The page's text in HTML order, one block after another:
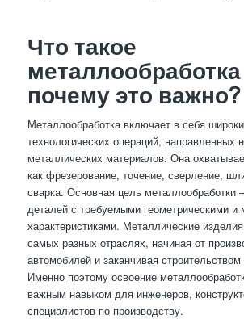
Что такое
почему это важно?
Металлообработка включает в себя
технологических операций, направленных
металлических материалов. Она
как фрезерование, точение, сверление,
сварка. Основная цель металлообработки
деталей с требуемыми геометрическими и
характеристиками. Металлические
самых разных отраслях, начиная от
автомобилей и заканчивая
Именно поэтому освоение
важным навыком для инженеров,
специалистов по производству.